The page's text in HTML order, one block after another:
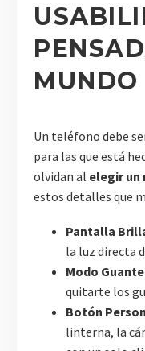
MUNDO
Un teléfono debe
para las que está
olvidan al elegir un
estos detalles que
Pantalla
la luz directa
Modo
quitarte los
Botón
linterna, la